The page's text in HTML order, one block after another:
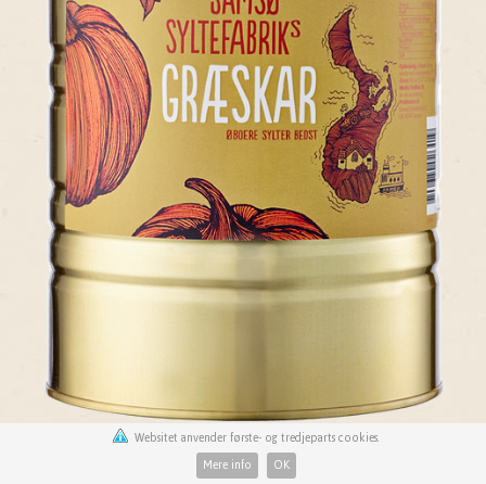
Websitet anvender første- og tredjeparts cookies.
Mere info
OK